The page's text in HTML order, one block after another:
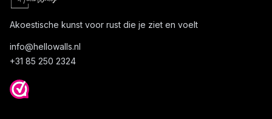
Akoestische kunst voor rust die je ziet en voelt
info@hellowalls.nl
+31 85 250 2324